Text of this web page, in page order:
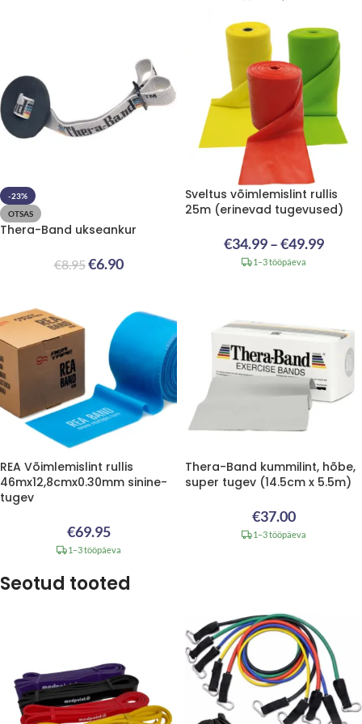
-23%
OTSAS
Thera-Band ukseankur
€8.95€6.90
Sveltus võimlemislint rullis
25m (erinevad tugevused)
€34.99 –€49.99
1–3 tööpäeva
REA Võimlemislint rullis
46mx12,8cmx0.30mm sinine-
tugev
€69.95
1–3 tööpäeva
Thera-Band kummilint, hõbe,
super tugev (14.5cm x 5.5m)
€37.00
1–3 tööpäeva
Seotud tooted